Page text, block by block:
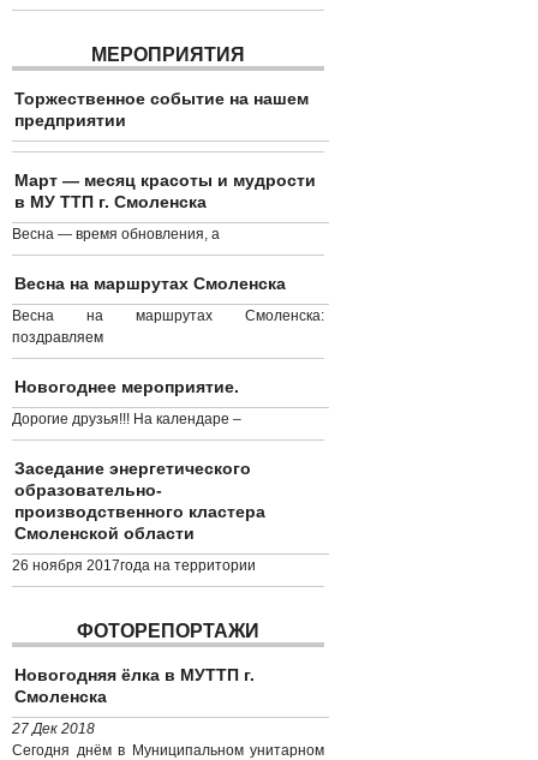
МЕРОПРИЯТИЯ
Торжественное событие на нашем
предприятии
Март — месяц красоты и мудрости
в МУ ТТП г. Смоленска
Весна — время обновления, а
Весна на маршрутах Смоленска
Весна на маршрутах Смоленска:
поздравляем
Новогоднее мероприятие.
Дорогие друзья!!! На календаре –
Заседание энергетического
образовательно-
производственного кластера
Смоленской области
26 ноября 2017года на территории
ФОТОРЕПОРТАЖИ
Новогодняя ёлка в МУТТП г.
Смоленска
27 Дек 2018
Сегодня днём в Муниципальном унитарном